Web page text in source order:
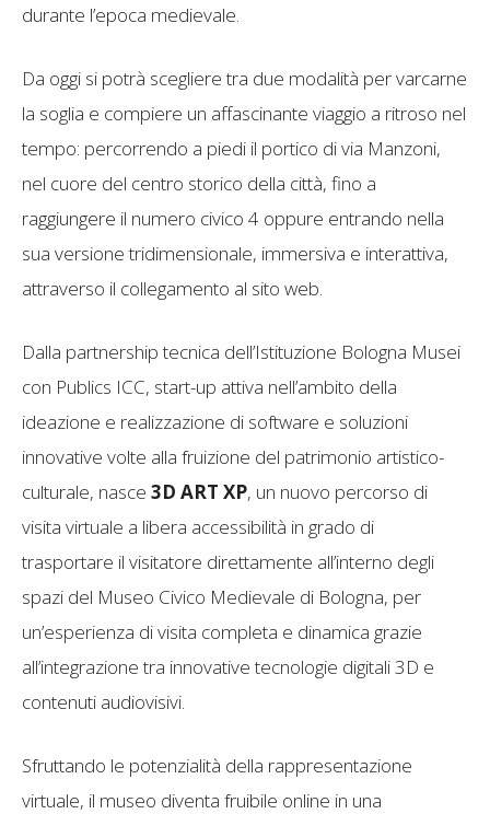
durante l’epoca medievale.
Da oggi si potrà scegliere tra due modalità per varcarne
la soglia e compiere un affascinante viaggio a ritroso nel
tempo: percorrendo a piedi il portico di via Manzoni,
nel cuore del centro storico della città, fino a
raggiungere il numero civico 4 oppure entrando nella
sua versione tridimensionale, immersiva e interattiva,
attraverso il collegamento al sito web.
Dalla partnership tecnica dell’Istituzione Bologna Musei
con Publics ICC, start-up attiva nell’ambito della
ideazione e realizzazione di software e soluzioni
innovative volte alla fruizione del patrimonio artistico-
culturale, nasce 3D ART XP, un nuovo percorso di
visita virtuale a libera accessibilità in grado di
trasportare il visitatore direttamente all’interno degli
spazi del Museo Civico Medievale di Bologna, per
un’esperienza di visita completa e dinamica grazie
all’integrazione tra innovative tecnologie digitali 3D e
contenuti audiovisivi.
Sfruttando le potenzialità della rappresentazione
virtuale, il museo diventa fruibile online in una